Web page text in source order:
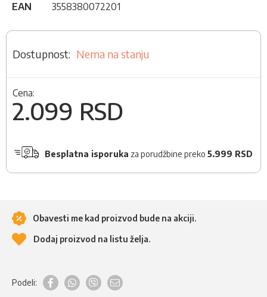
EAN
3558380072201
Nema na stanju
Cena:
2.099 RSD
Besplatna isporuka za porudžbine preko 5.999 RSD
Obavesti me kad proizvod bude na akciji.
Dodaj proizvod na listu želja.
Podeli: